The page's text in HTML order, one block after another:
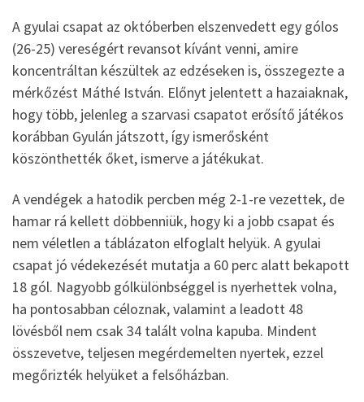
A gyulai csapat az októberben elszenvedett egy gólos
(26-25) vereségért revansot kívánt venni, amire
koncentráltan készültek az edzéseken is, összegezte a
mérkőzést Máthé István. Előnyt jelentett a hazaiaknak,
hogy több, jelenleg a szarvasi csapatot erősítő játékos
korábban Gyulán játszott, így ismerősként
köszönthették őket, ismerve a játékukat.
A vendégek a hatodik percben még 2-1-re vezettek, de
hamar rá kellett döbbenniük, hogy ki a jobb csapat és
nem véletlen a táblázaton elfoglalt helyük. A gyulai
csapat jó védekezését mutatja a 60 perc alatt bekapott
18 gól. Nagyobb gólkülönbséggel is nyerhettek volna,
ha pontosabban céloznak, valamint a leadott 48
lövésből nem csak 34 talált volna kapuba. Mindent
összevetve, teljesen megérdemelten nyertek, ezzel
megőrizték helyüket a felsőházban.